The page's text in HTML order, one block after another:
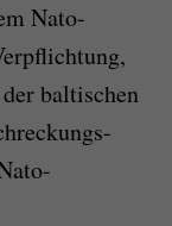
Nato-
baltischen